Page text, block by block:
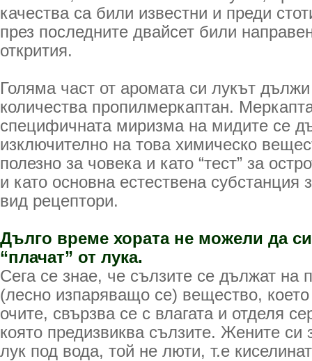
качества са били известни и преди
през последните двайсет били
открития.
Голяма част от аромата си лукът
количества пропилмеркаптан.
специфичната миризма на мидите се
изключително на това химическо
полезно за човека и като “тест” за
и като основна естествена субстанция
вид рецептори.
Дълго време хората не можели да
“плачат” от лука.
Сега се знае, че сълзите се дължат на
(лесно изпаряващо се) вещество, което
очите, свързва се с влагата и отделя
която предизвиква сълзите. Жените си
лук под вода, той не люти, т.е